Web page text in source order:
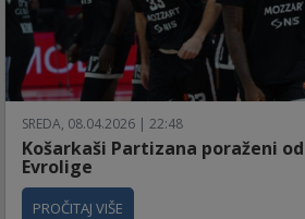
SREDA, 08.04.2026 | 22:48
Košarkaši Partizana poraženi
Evrolige
PROČITAJ VIŠE